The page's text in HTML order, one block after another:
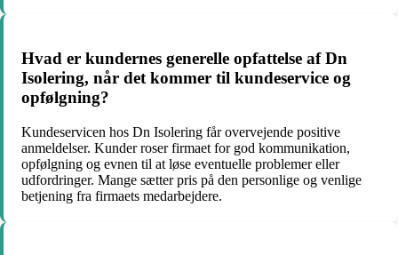
Hvad er kundernes generelle opfattelse af Dn
Isolering, når det kommer til kundeservice og
opfølgning?
Kundeservicen hos Dn Isolering får overvejende positive
anmeldelser. Kunder roser firmaet for god kommunikation,
opfølgning og evnen til at løse eventuelle problemer eller
udfordringer. Mange sætter pris på den personlige og venlige
betjening fra firmaets medarbejdere.